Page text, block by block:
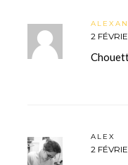
2
ALEX
2